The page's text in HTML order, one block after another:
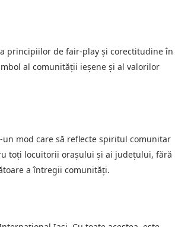
principiilor de fair-play și corectitudine în
al comunității ieșene și al valorilor
mod care să reflecte spiritul comunitar
toți locuitorii orașului și ai județului, fără
a întregii comunități.